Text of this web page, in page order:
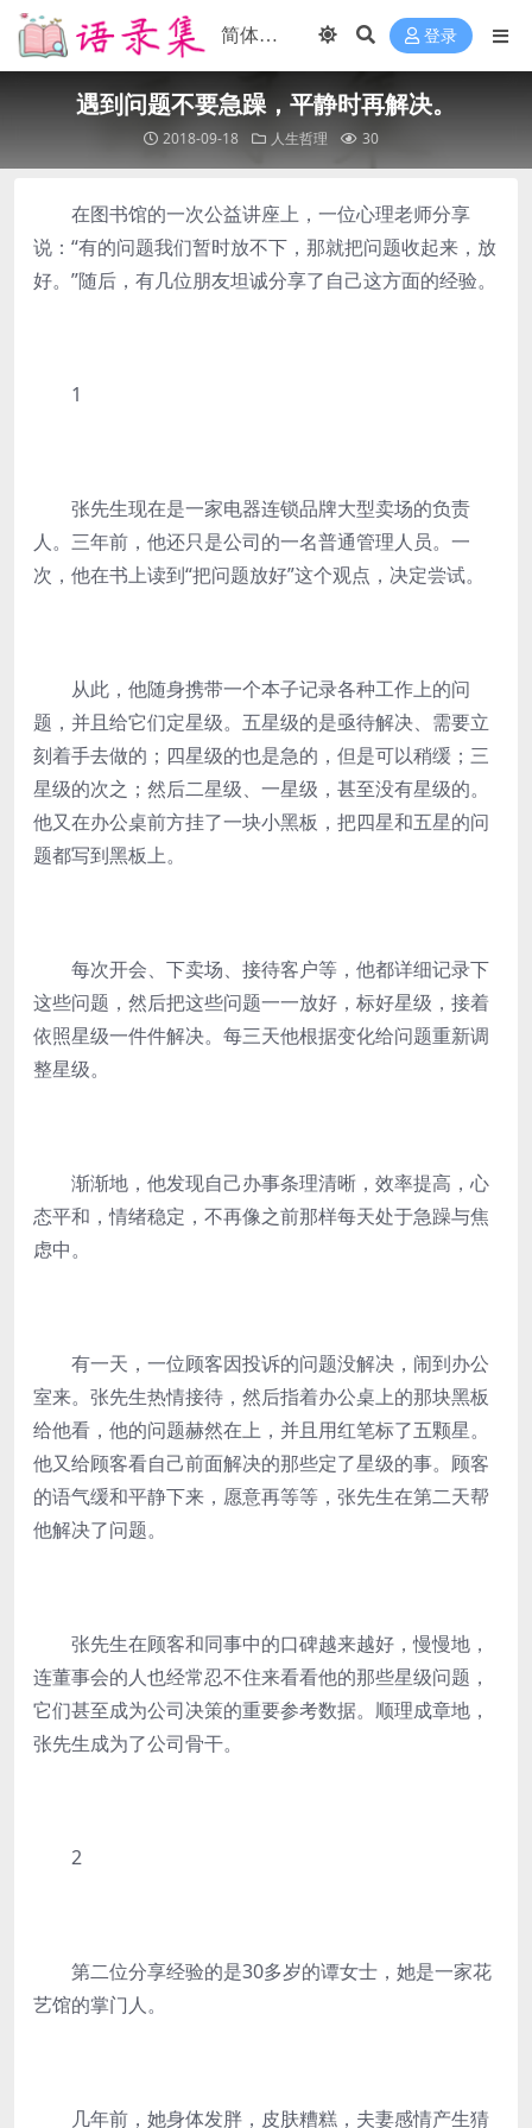
登录
遇到问题不要急躁，平静时再解决。
2018-09-18 人生哲理 30
在图书馆的一次公益讲座上，一位心理老师分享
说：“有的问题我们暂时放不下，那就把问题收起来，放
好。”随后，有几位朋友坦诚分享了自己这方面的经验。
1
张先生现在是一家电器连锁品牌大型卖场的负责
人。三年前，他还只是公司的一名普通管理人员。一
次，他在书上读到“把问题放好”这个观点，决定尝试。
从此，他随身携带一个本子记录各种工作上的问
题，并且给它们定星级。五星级的是亟待解决、需要立
刻着手去做的；四星级的也是急的，但是可以稍缓；三
星级的次之；然后二星级、一星级，甚至没有星级的。
他又在办公桌前方挂了一块小黑板，把四星和五星的问
题都写到黑板上。
每次开会、下卖场、接待客户等，他都详细记录下
这些问题，然后把这些问题一一放好，标好星级，接着
依照星级一件件解决。每三天他根据变化给问题重新调
整星级。
渐渐地，他发现自己办事条理清晰，效率提高，心
态平和，情绪稳定，不再像之前那样每天处于急躁与焦
虑中。
有一天，一位顾客因投诉的问题没解决，闹到办公
室来。张先生热情接待，然后指着办公桌上的那块黑板
给他看，他的问题赫然在上，并且用红笔标了五颗星。
他又给顾客看自己前面解决的那些定了星级的事。顾客
的语气缓和平静下来，愿意再等等，张先生在第二天帮
他解决了问题。
张先生在顾客和同事中的口碑越来越好，慢慢地，
连董事会的人也经常忍不住来看看他的那些星级问题，
它们甚至成为公司决策的重要参考数据。顺理成章地，
张先生成为了公司骨干。
2
第二位分享经验的是30多岁的谭女士，她是一家花
艺馆的掌门人。
几年前，她身体发胖，皮肤糟糕，夫妻感情产生猜